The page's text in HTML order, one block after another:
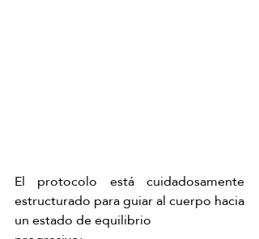
El protocolo está cuidadosamente
estructurado para guiar al cuerpo hacia
un estado de equilibrio